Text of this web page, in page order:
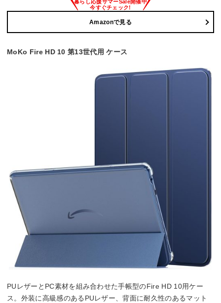
Amazonで見る
MoKo Fire HD 10 第13世代用 ケース
PUレザーとPC素材を組み合わせた手帳型のFire HD 10用ケー
ス。外装に高級感のあるPUレザー、背面に耐久性のあるマット